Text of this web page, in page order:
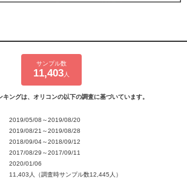
サンプル数
11,403 人
キングは、オリコンの以下の調査に基づいています。
2019/05/08～2019/08/20
2019/08/21～2019/08/28
2018/09/04～2018/09/12
2017/08/29～2017/09/11
2020/01/06
11,403人（調査時サンプル数12,445人）